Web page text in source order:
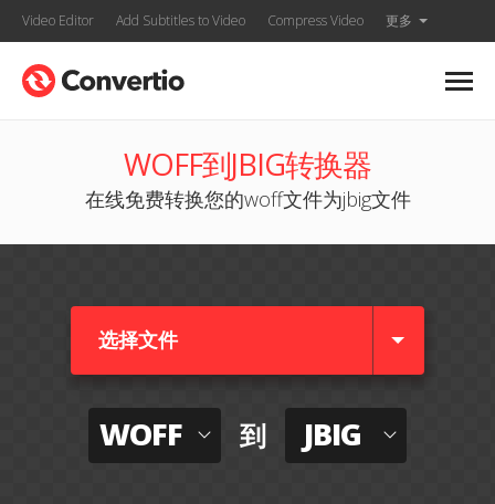
Video Editor Add Subtitles to Video Compress Video 更多
WOFF到JBIG转换器
在线免费转换您的woff文件为jbig文件
选择文件
WOFF 到 JBIG